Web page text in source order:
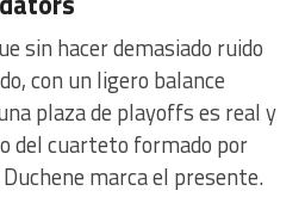
sin hacer demasiado ruido
con un ligero balance
plaza de playoffs es real y
del cuarteto formado por
marca el presente.